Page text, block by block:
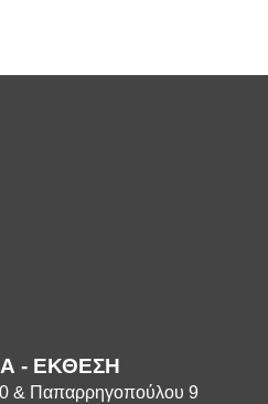
- ΕΚΘΕΣΗ
& Παπαρρηγοπούλου 9